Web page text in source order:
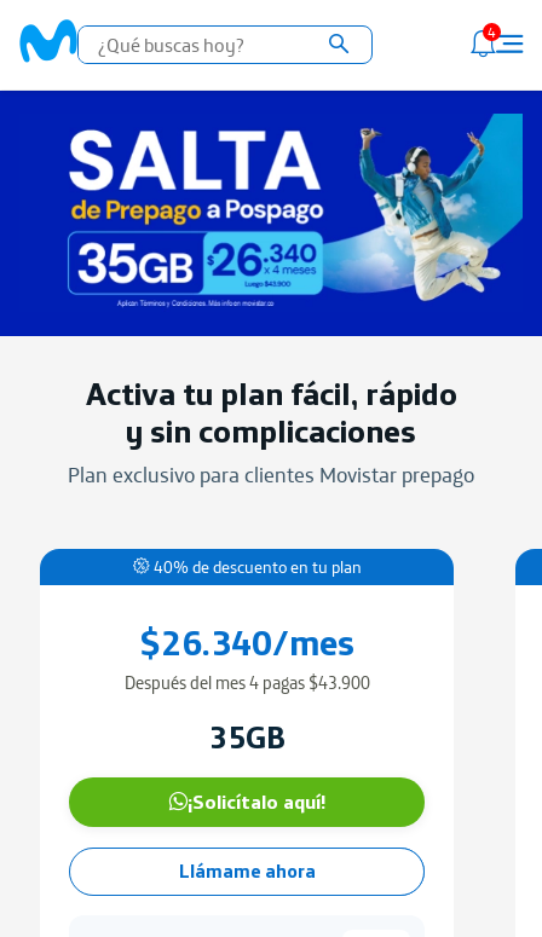
4
Activa tu plan fácil, rápido
y sin complicaciones
Plan exclusivo para clientes Movistar prepago
40% de descuento en tu plan
$26.340/mes
Después del mes 4 pagas $43.900
35GB
¡Solicítalo aquí!
Llámame ahora